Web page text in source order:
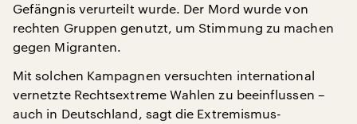
Gefängnis verurteilt wurde. Der Mord wurde von
rechten Gruppen genutzt, um Stimmung zu machen
gegen Migranten.
Mit solchen Kampagnen versuchten international
vernetzte Rechtsextreme Wahlen zu beeinflussen –
auch in Deutschland, sagt die Extremismus-